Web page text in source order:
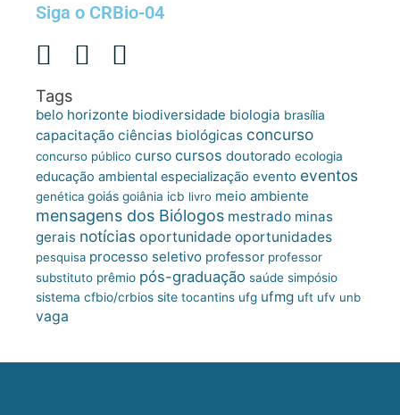
Siga o CRBio-04
Tags
belo horizonte biodiversidade biologia brasília
capacitação ciências biológicas concurso
concurso público curso cursos doutorado ecologia
educação ambiental especialização evento eventos
genética goiás goiânia icb livro meio ambiente
mensagens dos Biólogos mestrado minas
gerais notícias oportunidade oportunidades
pesquisa processo seletivo professor professor
substituto prêmio pós-graduação saúde simpósio
sistema cfbio/crbios site tocantins ufg ufmg uft ufv unb
vaga